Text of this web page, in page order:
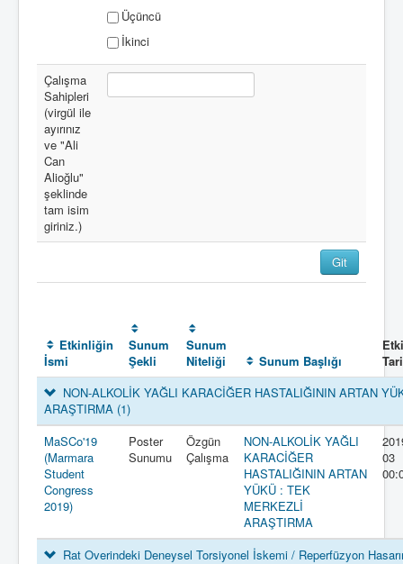
Üçüncü
İkinci
Çalışma
Sahipleri
(virgül ile
ayırınız
ve "Ali
Can
Alioğlu"
şeklinde
tam isim
giriniz.)
Etkinliğin
İsmi
Sunum
Şekli
Sunum
Niteliği
Sunum Başlığı
NON-ALKOLİK YAĞLI KARACİĞER HASTALIĞININ ARTAN
ARAŞTIRMA (1)
MaSCo'19
(Marmara
Student
Congress
2019)
Poster
Sunumu
Özgün
Çalışma
NON-ALKOLİK YAĞLI
KARACİĞER
HASTALIĞININ ARTAN
YÜKÜ : TEK
MERKEZLİ
ARAŞTIRMA
03
Rat Overindeki Deneysel Torsiyonel İskemi / Reperfüzyon